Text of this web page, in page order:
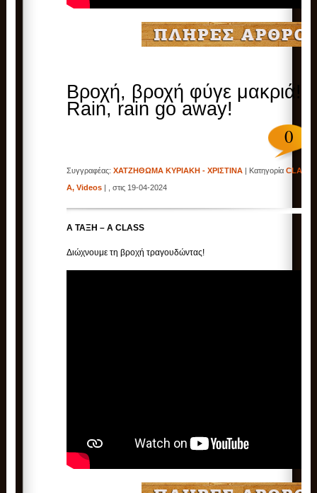
Βροχή, βροχή φύγε μακριά!
Rain, rain go away!
0
Συγγραφέας:ΧΑΤΖΗΘΩΜΑ ΚΥΡΙΑΚΗ - ΧΡΙΣΤΙΝΑ | ΚατηγορίαCLASS
A,Videos | , στις 19-04-2024
Α ΤΑΞΗ – A CLASS
Διώχνουμε τη βροχή τραγουδώντας!